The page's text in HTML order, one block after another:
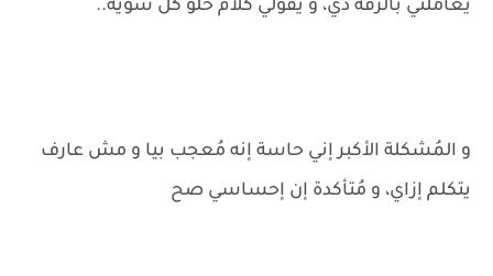
يعاملني بالرقة دي، و يقولي كلام حلو كُل شوية..
و المُشكلة الأكبر إني حاسة إنه مُعجب بيا و مش عارف
يتكلم إزاي، و مُتأكدة إن إحساسي صح